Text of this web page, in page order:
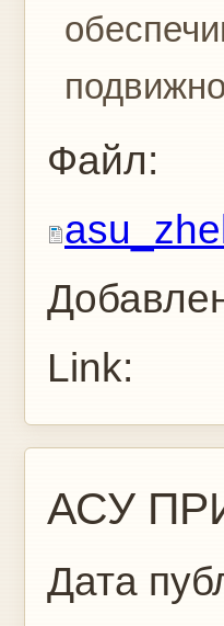
Файл:
Link:
АСУ
Дата